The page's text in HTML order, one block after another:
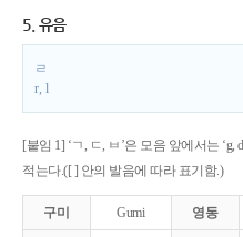
5. 유음
ㄹ
r, l
[붙임 1] ‘ㄱ, ㄷ, ㅂ’은 모음 앞에서는 ‘g,
적는다.([ ] 안의 발음에 따라 표기함.)
구미 Gumi 영동